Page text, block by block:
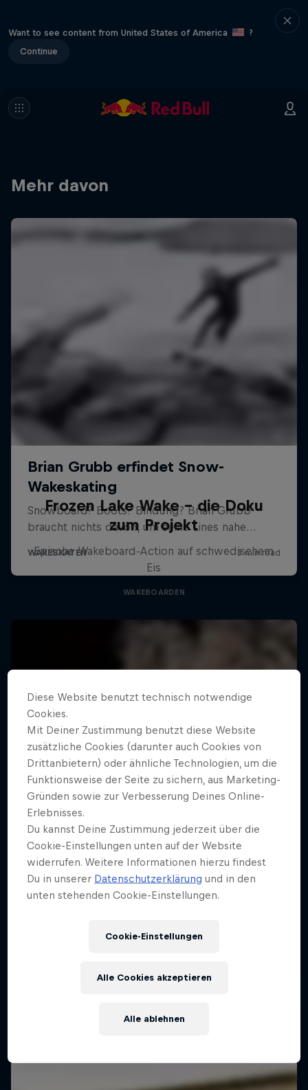
Want to see content from United States of America
?
Continue
Mehr davon
Frozen Lake Wake – die Doku
zum Projekt
Epische Wakeboard-Action auf schwedischem
Eis
WAKEBOARDEN
Diese Website benutzt technisch notwendige
Cookies.
Mit Deiner Zustimmung benutzt diese Website
zusätzliche Cookies (darunter auch Cookies von
Drittanbietern) oder ähnliche Technologien, um die
Funktionsweise der Seite zu sichern, aus Marketing-
Gründen sowie zur Verbesserung Deines Online-
Erlebnisses.
Du kannst Deine Zustimmung jederzeit über die
Cookie-Einstellungen unten auf der Website
widerrufen. Weitere Informationen hierzu findest
Du in unserer Datenschutzerklärung und in den
unten stehenden Cookie-Einstellungen.
Cookie-Einstellungen
Alle ablehnen
Alle Cookies akzeptieren